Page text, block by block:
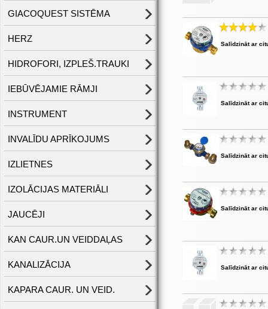
GIACOQUEST SISTĒMA
HERZ
HIDROFORI, IZPLEŠ.TRAUKI
IEBŪVĒJAMIE RĀMJI
INSTRUMENT
INVALĪDU APRĪKOJUMS
IZLIETNES
IZOLĀCIJAS MATERIĀLI
JAUCĒJI
KAN CAUR.UN VEIDDAĻAS
KANALIZĀCIJA
KAPARA CAUR. UN VEID.
Salīdzināt ar
Salīdzināt ar
Salīdzināt ar
Salīdzināt ar
Salīdzināt ar